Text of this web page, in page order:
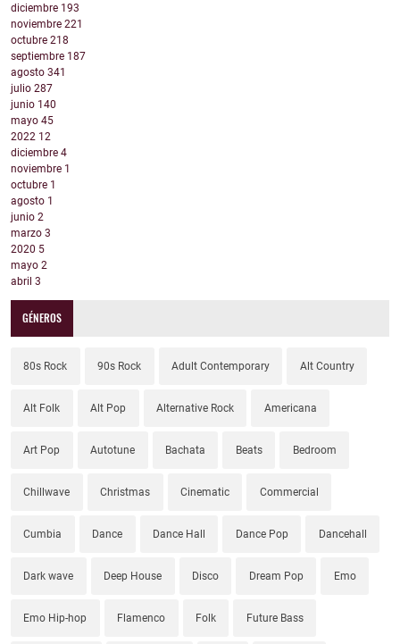
diciembre 193
noviembre 221
octubre 218
septiembre 187
agosto 341
julio 287
junio 140
mayo 45
2022 12
diciembre 4
noviembre 1
octubre 1
agosto 1
junio 2
marzo 3
2020 5
mayo 2
abril 3
GÉNEROS
80s Rock 90s Rock Adult Contemporary Alt Country
Alt Folk Alt Pop Alternative Rock Americana
Art Pop Autotune Bachata Beats Bedroom
Chillwave Christmas Cinematic Commercial
Cumbia Dance Dance Hall Dance Pop Dancehall
Dark wave Deep House Disco Dream Pop Emo
Emo Hip-hop Flamenco Folk Future Bass